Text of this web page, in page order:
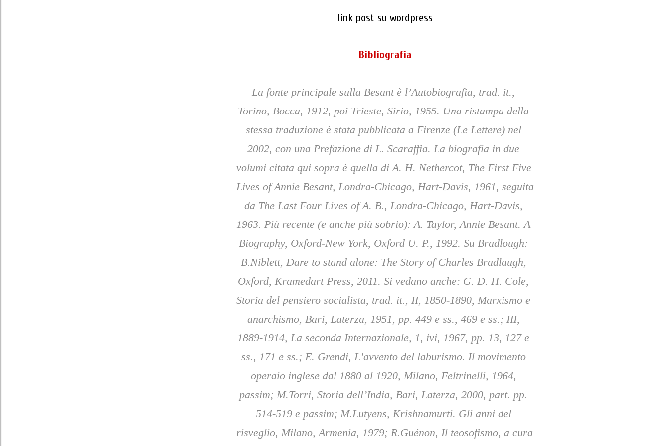
link post su wordpress
Bibliografia
La fonte principale sulla Besant è l’Autobiografia, trad. it.,
Torino, Bocca, 1912, poi Trieste, Sirio, 1955. Una ristampa della
stessa traduzione è stata pubblicata a Firenze (Le Lettere) nel
2002, con una Prefazione di L. Scaraffia. La biografia in due
volumi citata qui sopra è quella di A. H. Nethercot, The First Five
Lives of Annie Besant, Londra-Chicago, Hart-Davis, 1961, seguita
da The Last Four Lives of A. B., Londra-Chicago, Hart-Davis,
1963. Più recente (e anche più sobrio): A. Taylor, Annie Besant. A
Biography, Oxford-New York, Oxford U. P., 1992. Su Bradlough:
B.Niblett, Dare to stand alone: The Story of Charles Bradlaugh,
Oxford, Kramedart Press, 2011. Si vedano anche: G. D. H. Cole,
Storia del pensiero socialista, trad. it., II, 1850-1890, Marxismo e
anarchismo, Bari, Laterza, 1951, pp. 449 e ss., 469 e ss.; III,
1889-1914, La seconda Internazionale, 1, ivi, 1967, pp. 13, 127 e
ss., 171 e ss.; E. Grendi, L’avvento del laburismo. Il movimento
operaio inglese dal 1880 al 1920, Milano, Feltrinelli, 1964,
passim; M.Torri, Storia dell’India, Bari, Laterza, 2000, part. pp.
514-519 e passim; M.Lutyens, Krishnamurti. Gli anni del
risveglio, Milano, Armenia, 1979; R.Guénon, Il teosofismo, a cura